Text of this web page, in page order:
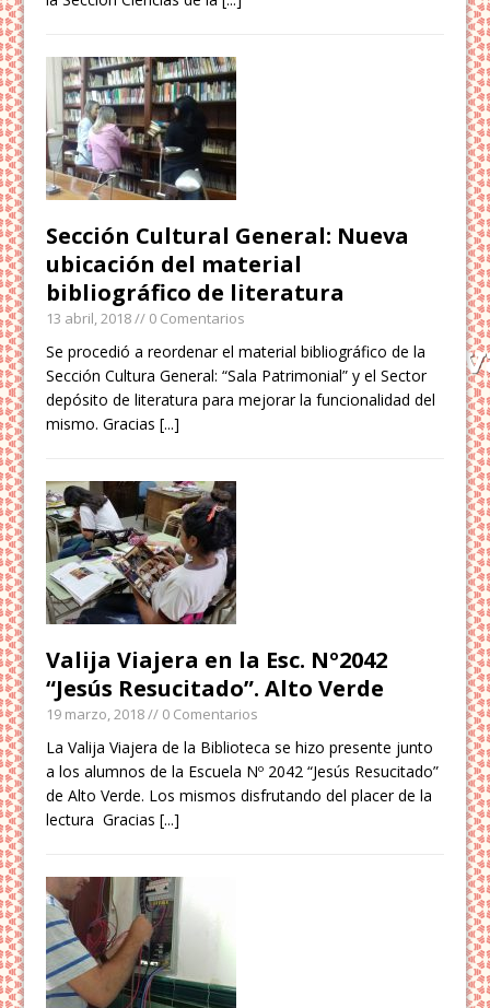
Sección Cultural General: Nueva
ubicación del material
bibliográfico de literatura
13 abril, 2018// 0 Comentarios
Se procedió a reordenar el material bibliográfico de la
Sección Cultura General: “Sala Patrimonial” y el Sector
depósito de literatura para mejorar la funcionalidad del
mismo. Gracias[...]
Valija Viajera en la Esc. Nº2042
“Jesús Resucitado”. Alto Verde
19 marzo, 2018// 0 Comentarios
La Valija Viajera de la Biblioteca se hizo presente junto
a los alumnos de la Escuela Nº 2042 “Jesús Resucitado”
de Alto Verde. Los mismos disfrutando del placer de la
lectura Gracias[...]